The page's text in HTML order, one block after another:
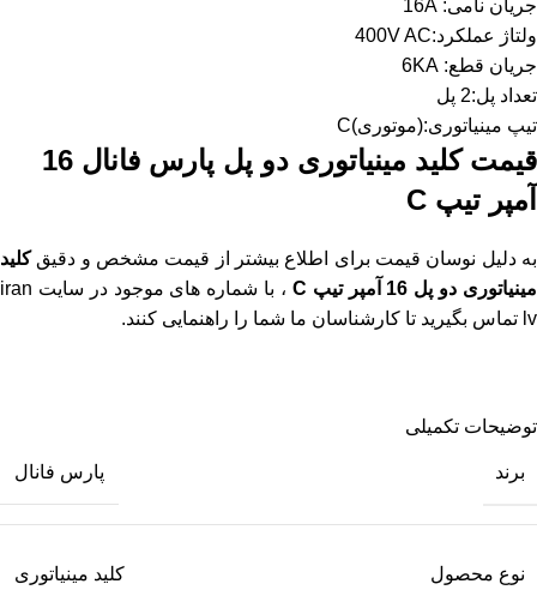
جریان نامی: 16A
ولتاژ عملکرد:400V AC
جریان قطع: 6KA
تعداد پل:2 پل
تیپ مینیاتوری:(موتوری)C
قیمت کلید مینیاتوری دو پل پارس فانال 16
آمپر تیپ C
به دلیل نوسان قیمت برای اطلاع بیشتر از قیمت مشخص و دقیقکلید
مینیاتوری دو پل 16 آمپر تیپ C
، با شماره های موجود در
سایت iran
lv تماس بگیرید تا کارشناسان ما شما را راهنمایی کنند.
توضیحات تکمیلی
برند پارس فانال
نوع محصول کلید مینیاتوری